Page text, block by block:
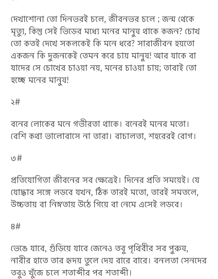
দেখাশোনা তো দিনভরই চলে, জীবনভর চলে ; জন্ম থেকে
মৃত্যু, কিন্তু সেই ভিড়ের মধ্যে মনের মানুষ থাকে কজন? চোখ
তো কতই দেখে সকলকেই কি মনে ধরে? সারাজীবন হয়তো
একজন কি দুজনকেই তেমন করে চায় মানুষ! আর যাকে বা
যাদের সে চোখের চাওয়া নয়, মনের চাওয়া চায়; তারাই তো
হচ্ছে মনের মানুষ!
২#
বনের লোকের মনে গভীরতা থাকে। বনেরই মনের মতো।
বেশি কথা ভালোবাসে না তারা। বাচালতা, শহরেরই রোগ।
৩#
প্রতিযোগিতা জীবনের সব ক্ষেত্রেই। দিনের প্রতি সময়েই। যে
যোদ্ধার সঙ্গে লড়বে যখন, ঠিক তারই মতো, তারই সমতলে,
উচ্চতায় বা নিম্নতায় উঠে গিয়ে বা নেমে এসেই লড়বে।
৪#
ভেঙে যাবে, গুঁড়িয়ে যাবে জেনেও তবু পৃথিবীর সব পুরুষ,
নারীর হাতে তার হৃদয় তুলে দেয় বারে বারে। বনলতা সেনদের
তবুও খুঁজে চলে শতাব্দীর পর শতাব্দী।